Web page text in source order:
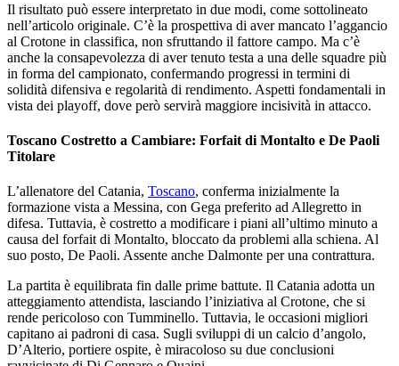
Il risultato può essere interpretato in due modi, come sottolineato
nell’articolo originale. C’è la prospettiva di aver mancato l’aggancio
al Crotone in classifica, non sfruttando il fattore campo. Ma c’è
anche la consapevolezza di aver tenuto testa a una delle squadre più
in forma del campionato, confermando progressi in termini di
solidità difensiva e regolarità di rendimento. Aspetti fondamentali in
vista dei playoff, dove però servirà maggiore incisività in attacco.
Toscano Costretto a Cambiare: Forfait di Montalto e De Paoli
Titolare
L’allenatore del Catania, Toscano, conferma inizialmente la
formazione vista a Messina, con Gega preferito ad Allegretto in
difesa. Tuttavia, è costretto a modificare i piani all’ultimo minuto a
causa del forfait di Montalto, bloccato da problemi alla schiena. Al
suo posto, De Paoli. Assente anche Dalmonte per una contrattura.
La partita è equilibrata fin dalle prime battute. Il Catania adotta un
atteggiamento attendista, lasciando l’iniziativa al Crotone, che si
rende pericoloso con Tumminello. Tuttavia, le occasioni migliori
capitano ai padroni di casa. Sugli sviluppi di un calcio d’angolo,
D’Alterio, portiere ospite, è miracoloso su due conclusioni